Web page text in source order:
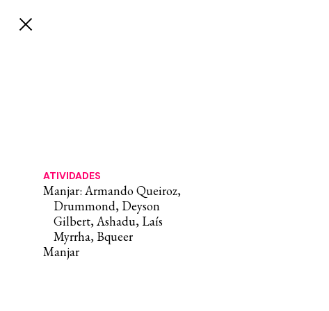
ATIVIDADES
Manjar: Armando Queiroz,
Drummond, Deyson
Gilbert, Ashadu, Laís
Myrrha, Bqueer
Manjar